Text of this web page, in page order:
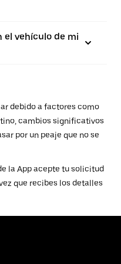
el vehículo de mi
debido a factores como
cambios significativos
por un peaje que no se
la App acepte tu solicitud
que recibes los detalles